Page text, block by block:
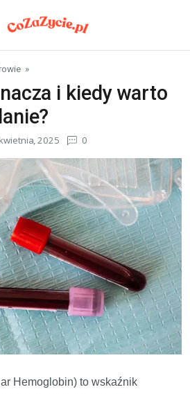
»
i kiedy warto
2025 0
Hemoglobin) to wskaźnik